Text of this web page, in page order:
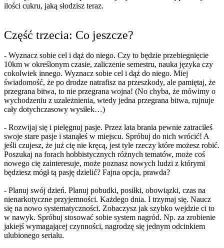
ilości cukru, jaką słodzisz teraz.
Część trzecia: Co jeszcze?
- Wyznacz sobie cel i dąż do niego. Czy to będzie przebiegnięcie
10km w określonym czasie, zaliczenie semestru, nauka języka czy
cokolwiek innego. Wyznacz sobie cel i dąż do niego. Miej
świadomość, że po drodze natrafisz na przeszkody, ale pamiętaj, że
przegrana bitwa, to nie przegrana wojna! (No chyba, że mówimy o
wychodzeniu z uzależnienia, wtedy jedna przegrana bitwa, rujnuje
cały dotychczasowy wysiłek…)
- Rozwijaj się i pielęgnuj pasje. Przez lata brania pewnie zatraciłeś
swoje stare pasje i stanąłeś w miejscu. Spróbuj do nich wrócić! A
jeśli czujesz, że już cię nie kręcą, jest tyle rzeczy które możesz robić.
Poszukaj na forach hobbistycznych różnych tematów, może coś
nowego cię zainteresuje, może poznasz nowych ludzi z którymi
będziesz mógł tą pasję dzielić? Fajna opcja, prawda?
- Planuj swój dzień. Planuj pobudki, posiłki, obowiązki, czas na
nienarkotyczne przyjemności. Każdego dnia. I trzymaj się. Naucz
się na nowo systematyczności. Zobaczysz jak szybko wejdzie ci to
w nawyk. Spróbuj stosować sobie system nagród. Np. za zrobienie
jakiejś wymagającej czynności, nagrodzę się jednym odcinkiem
ulubionego serialu.